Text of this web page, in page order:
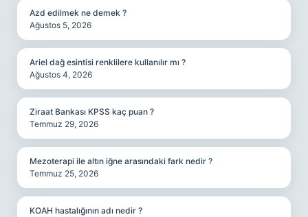
Azd edilmek ne demek ?
Ağustos 5, 2026
Ariel dağ esintisi renklilere kullanılır mı ?
Ağustos 4, 2026
Ziraat Bankası KPSS kaç puan ?
Temmuz 29, 2026
Mezoterapi ile altın iğne arasındaki fark nedir ?
Temmuz 25, 2026
KOAH hastalığının adı nedir ?